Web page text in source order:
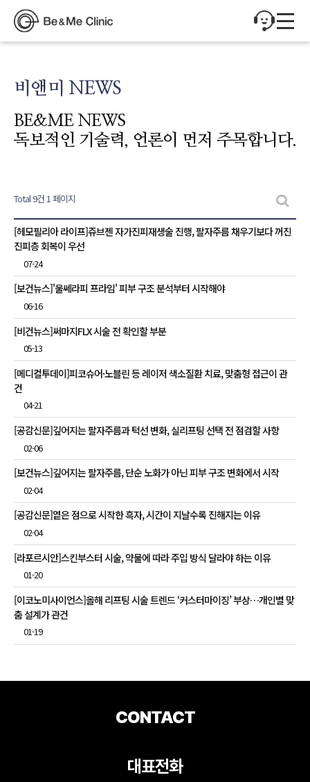
비앤미 NEWS
BE&ME NEWS
독보적인 기술력, 언론이 먼저 주목합니다.
Total 9건 1 페이지
비앤미 NEWS 목록
[헤모필리아 라이프]쥬브젠 자가진피재생술 진행, 팔자주름 채우기보다 꺼진
진피층 회복이 우선
07-24
[보건뉴스]'울쎄라피 프라임' 피부 구조 분석부터 시작해야
06-16
[비건뉴스]써마지FLX 시술 전 확인할 부분
05-13
[메디컬투데이]피코슈어·노블린 등 레이저 색소질환 치료, 맞춤형 접근이 관
건
04-21
[공감신문]깊어지는 팔자주름과 턱선 변화, 실리프팅 선택 전 점검할 사항
02-06
[보건뉴스]깊어지는 팔자주름, 단순 노화가 아닌 피부 구조 변화에서 시작
02-04
[공감신문]옅은 점으로 시작한 흑자, 시간이 지날수록 진해지는 이유
02-04
[라포르시안]스킨부스터 시술, 약물에 따라 주입 방식 달라야 하는 이유
01-20
[이코노미사이언스]올해 리프팅 시술 트렌드 ‘커스터마이징’ 부상…개인별 맞
춤 설계가 관건
01-19
CONTACT
대표전화